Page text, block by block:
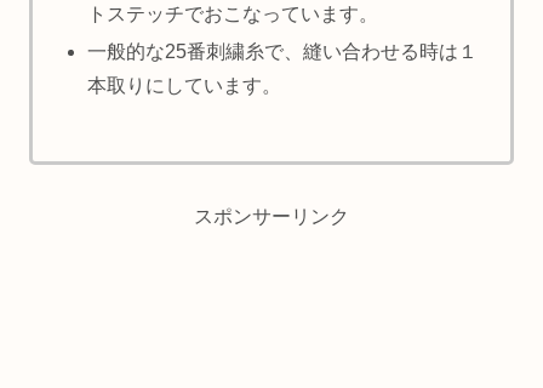
トステッチでおこなっています。
一般的な25番刺繍糸で、縫い合わせる時は１
本取りにしています。
スポンサーリンク